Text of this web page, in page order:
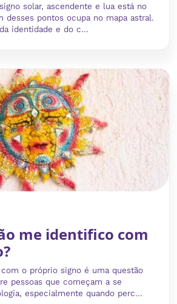
solar, ascendente e lua está no
desses pontos ocupa no mapa astral.
identidade e do c...
me identifico com
o próprio signo é uma questão
pessoas que começam a se
especialmente quando perc...